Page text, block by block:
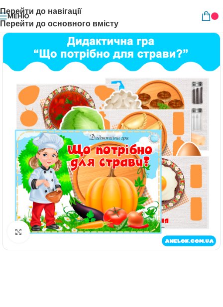
Перейти до навігації
Перейти до основного вмісту
МЕНЮ
Натисніть, щоб збільшити